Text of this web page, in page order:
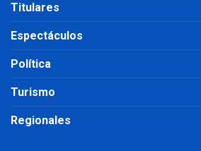
Titulares
Espectáculos
Política
Turismo
Regionales